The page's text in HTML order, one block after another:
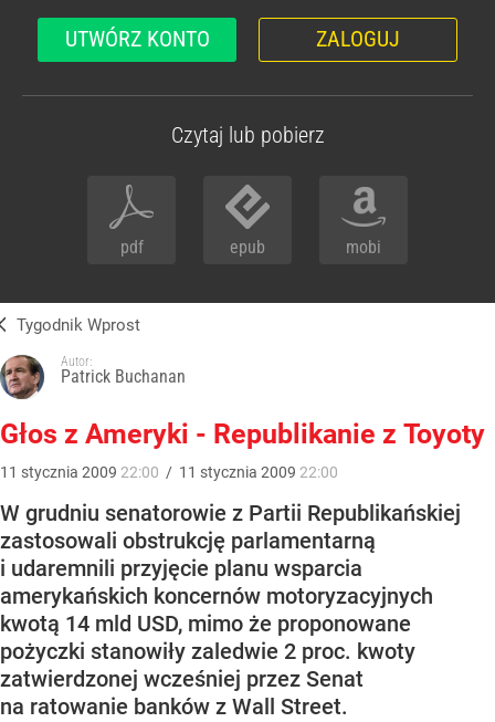
UTWÓRZ KONTO ZALOGUJ
Czytaj lub pobierz
pdf epub mobi
Tygodnik Wprost
Autor:
Patrick Buchanan
Głos z Ameryki - Republikanie z Toyoty
11 stycznia 2009 22:00 / 11 stycznia 2009 22:00
W grudniu senatorowie z Partii Republikańskiej
zastosowali obstrukcję parlamentarną
i udaremnili przyjęcie planu wsparcia
amerykańskich koncernów motoryzacyjnych
kwotą 14 mld USD, mimo że proponowane
pożyczki stanowiły zaledwie 2 proc. kwoty
zatwierdzonej wcześniej przez Senat
na ratowanie banków z Wall Street.